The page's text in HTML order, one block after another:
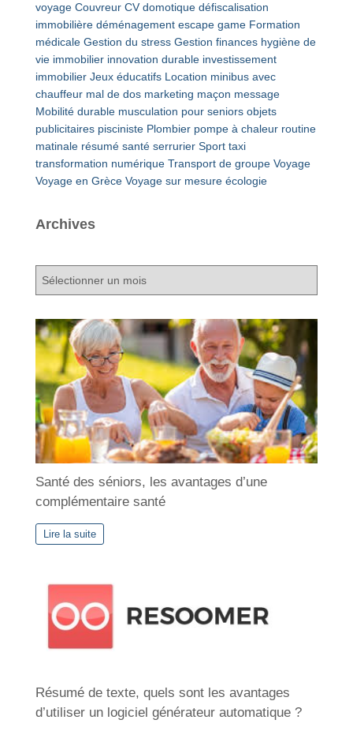
voyage Couvreur CV domotique défiscalisation
immobilière déménagement escape game Formation
médicale Gestion du stress Gestion finances hygiène de
vie immobilier innovation durable investissement
immobilier Jeux éducatifs Location minibus avec
chauffeur mal de dos marketing maçon message
Mobilité durable musculation pour seniors objets
publicitaires pisciniste Plombier pompe à chaleur routine
matinale résumé santé serrurier Sport taxi
transformation numérique Transport de groupe Voyage
Voyage en Grèce Voyage sur mesure écologie
Archives
A
c
i
v
s
Santé des séniors, les avantages d’une
complémentaire santé
Lire la suite
Résumé de texte, quels sont les avantages
d’utiliser un logiciel générateur automatique ?